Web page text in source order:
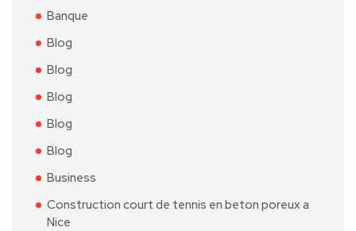
Banque
Blog
Blog
Blog
Blog
Blog
Business
Construction court de tennis en beton poreux a
Nice